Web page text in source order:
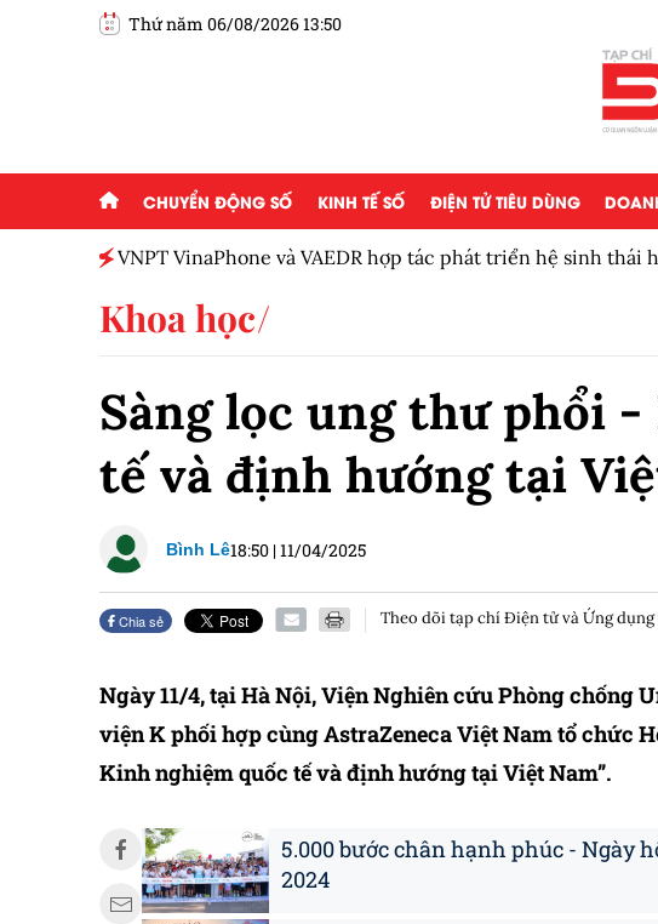
Thứ năm 06/08/2026 13:50
CHUYỂN ĐỘNG SỐ KINH TẾ SỐ ĐIỆN TỬ TIÊU DÙNG
và VAEDR hợp tác phát triển hệ sinh thái học liệu số Thủ
Khoa học
Sàng lọc ung thư phổi
tế và định hướng tại
Bình Lê18:50 |11/04/2025
Chia sẻ Theo dõi tạp chí Điện tử và Ứng
Ngày 11/4, tại Hà Nội, Viện Nghiên cứu Phòng chống
viện K phối hợp cùng AstraZeneca Việt Nam tổ chức
Kinh nghiệm quốc tế và định hướng tại Việt Nam”.
5.000 bước chân hạnh phúc - Ngày
2024